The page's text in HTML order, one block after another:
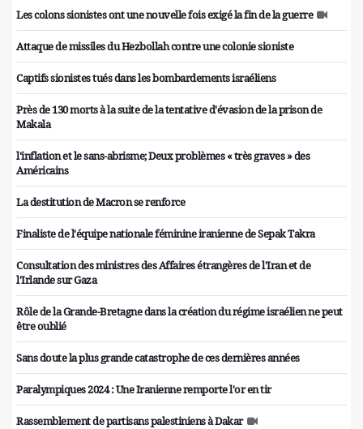
Les colons sionistes ont une nouvelle fois exigé la fin de la guerre
Attaque de missiles du Hezbollah contre une colonie sioniste
Captifs sionistes tués dans les bombardements israéliens
Près de 130 morts à la suite de la tentative d'évasion de la prison de
Makala
l'inflation et le sans-abrisme; Deux problèmes « très graves » des
Américains
La destitution de Macron se renforce
Finaliste de l'équipe nationale féminine iranienne de Sepak Takra
Consultation des ministres des Affaires étrangères de l'Iran et de
l'Irlande sur Gaza
Rôle de la Grande-Bretagne dans la création du régime israélien ne peut
être oublié
Sans doute la plus grande catastrophe de ces dernières années
Paralympiques 2024 : Une Iranienne remporte l'or en tir
Rassemblement de partisans palestiniens à Dakar